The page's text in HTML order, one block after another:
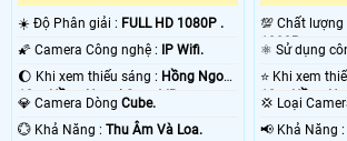
☀️ Độ Phân giải : FULL HD 1080P .
🌠 Camera Công nghệ :
IP Wifi.
🌔 Khi xem thiếu sáng : Hồng Ngoại
10m Hồng Ngoại Smart IR.
💎 Camera Dòng Cube.
️💮 Khả Năng : Thu Âm Và Loa.
💯 Chất
1080P .
10m Hồng
💢 Loại
️📢